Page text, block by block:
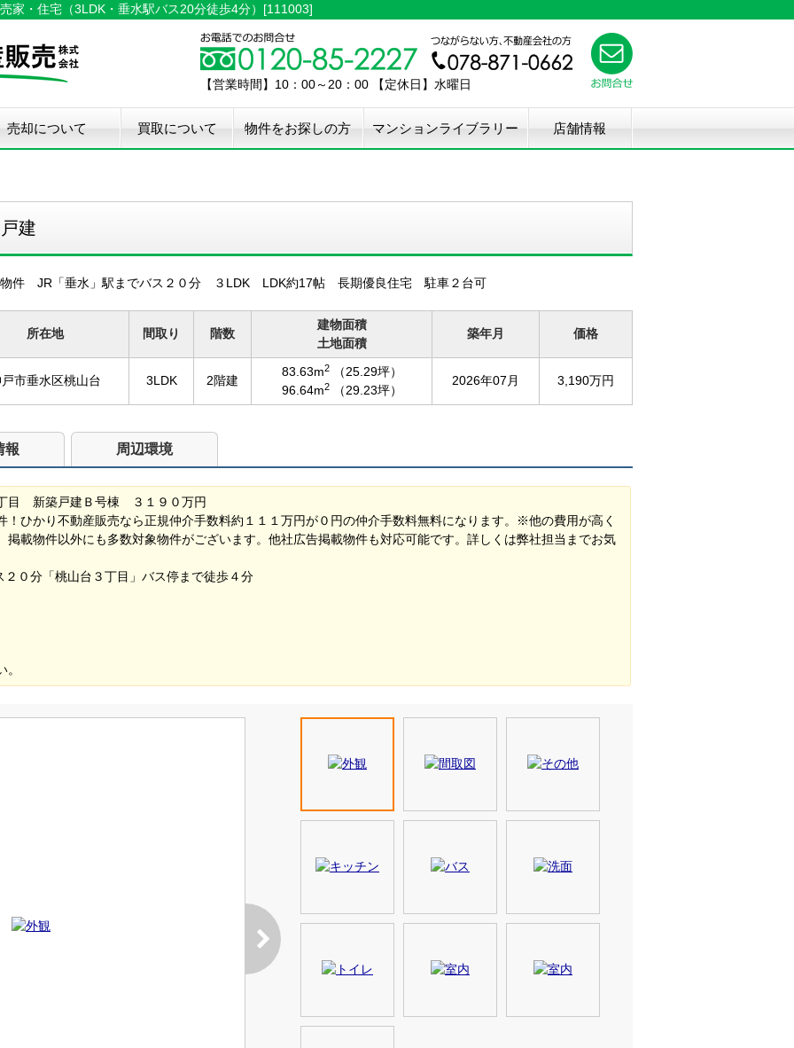
家・住宅（3LDK・垂水駅バス20分徒歩4分）[111003]
【営業時間】10：00～20：00 【定休日】水曜日
売却について 買取について 物件をお探しの方 マンションライブラリー 店舗情報
建
物件 JR「垂水」駅までバス２０分 ３LDK LDK約17帖 長期優良住宅 駐車２台可
所在地 間取り 階数
建物面積
土地面積
築年月 価格
市垂水区桃山台 3LDK 2階建
83.63m2
（25.29坪）
96.64m2 （29.23坪）
2026年07月 3,190万円
報 周辺環境
目 新築戸建Ｂ号棟 ３１９０万円
！ひかり不動産販売なら正規仲介手数料約１１１万円が０円の仲介手数料無料になります。※他の費用が高く
掲載物件以外にも多数対象物件がございます。他社広告掲載物件も対応可能です。詳しくは弊社担当までお気
２０分「桃山台３丁目」バス停まで徒歩４分